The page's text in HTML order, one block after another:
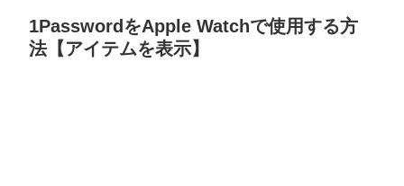
1PasswordをApple Watchで使用する方
法【アイテムを表示】